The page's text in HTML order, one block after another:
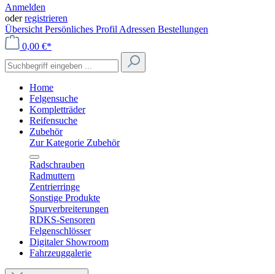
Anmelden
oderregistrieren
Übersicht Persönliches Profil Adressen Bestellungen
0,00 €*
Home
Felgensuche
Kompletträder
Reifensuche
Zubehör
Zur Kategorie Zubehör
Radschrauben
Radmuttern
Zentrierringe
Sonstige Produkte
Spurverbreiterungen
RDKS-Sensoren
Felgenschlösser
Digitaler Showroom
Fahrzeuggalerie